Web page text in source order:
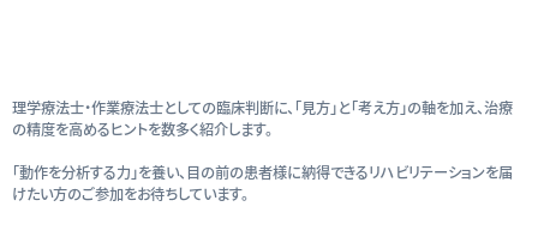
理学療法士・作業療法士としての臨床判断に、「見方」と「考え方」の軸を加え、治療
の精度を高めるヒントを数多く紹介します。
「動作を分析する力」を養い、目の前の患者様に納得できるリハビリテーションを届
けたい方のご参加をお待ちしています。